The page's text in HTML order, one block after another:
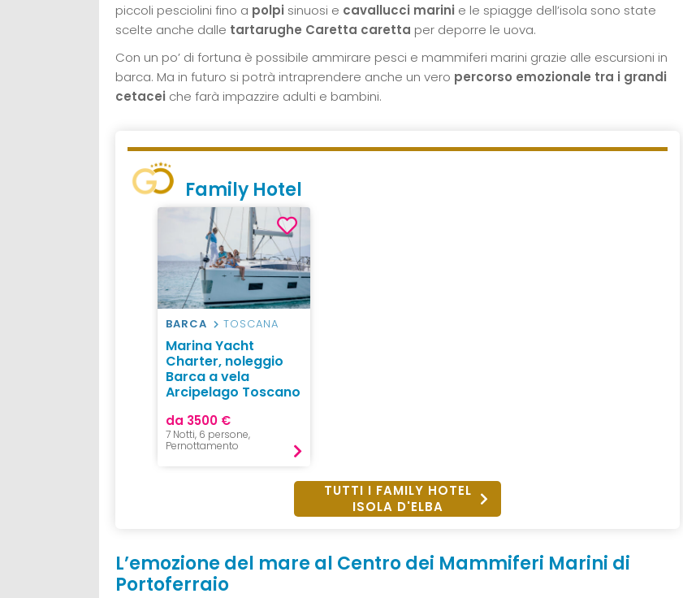
piccoli pesciolini fino a polpi sinuosi e cavallucci marini e le spiagge dell’isola sono state
scelte anche dalle tartarughe Caretta caretta per deporre le uova.
Con un po’ di fortuna è possibile ammirare pesci e mammiferi marini grazie alle escursioni in
barca. Ma in futuro si potrà intraprendere anche un vero percorso emozionale tra i grandi
cetacei che farà impazzire adulti e bambini.
Family Hotel
BARCA TOSCANA
Marina Yacht
Charter, noleggio
Barca a vela
Arcipelago Toscano
da 3500 €
7 Notti, 6 persone,
Pernottamento
TUTTI I FAMILY HOTEL
ISOLA D'ELBA
L’emozione del mare al Centro dei Mammiferi Marini di
Portoferraio